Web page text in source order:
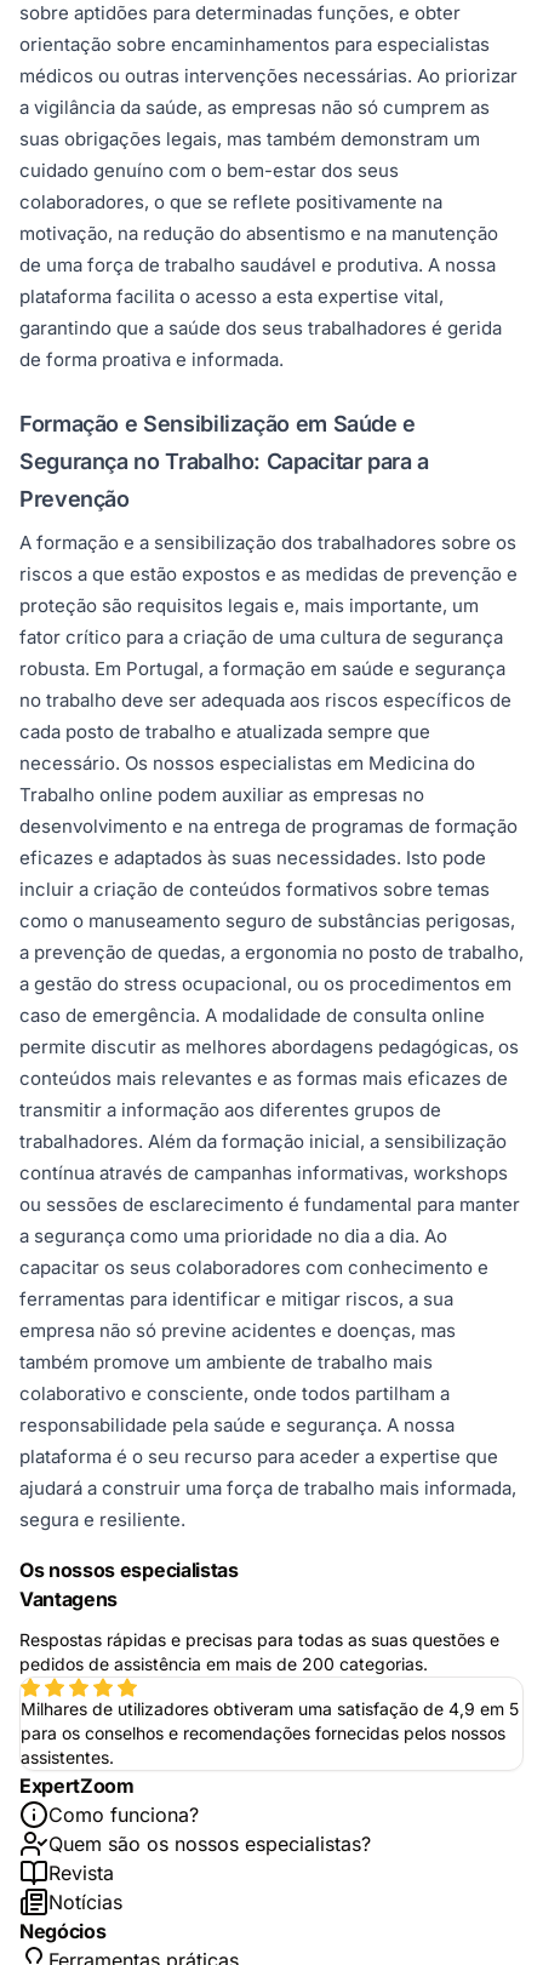
sobre aptidões para determinadas funções, e obter
orientação sobre encaminhamentos para especialistas
médicos ou outras intervenções necessárias. Ao priorizar
a vigilância da saúde, as empresas não só cumprem as
suas obrigações legais, mas também demonstram um
cuidado genuíno com o bem-estar dos seus
colaboradores, o que se reflete positivamente na
motivação, na redução do absentismo e na manutenção
de uma força de trabalho saudável e produtiva. A nossa
plataforma facilita o acesso a esta expertise vital,
garantindo que a saúde dos seus trabalhadores é gerida
de forma proativa e informada.
Formação e Sensibilização em Saúde e
Segurança no Trabalho: Capacitar para a
Prevenção
A formação e a sensibilização dos trabalhadores sobre os
riscos a que estão expostos e as medidas de prevenção e
proteção são requisitos legais e, mais importante, um
fator crítico para a criação de uma cultura de segurança
robusta. Em Portugal, a formação em saúde e segurança
no trabalho deve ser adequada aos riscos específicos de
cada posto de trabalho e atualizada sempre que
necessário. Os nossos especialistas em Medicina do
Trabalho online podem auxiliar as empresas no
desenvolvimento e na entrega de programas de formação
eficazes e adaptados às suas necessidades. Isto pode
incluir a criação de conteúdos formativos sobre temas
como o manuseamento seguro de substâncias perigosas,
a prevenção de quedas, a ergonomia no posto de trabalho,
a gestão do stress ocupacional, ou os procedimentos em
caso de emergência. A modalidade de consulta online
permite discutir as melhores abordagens pedagógicas, os
conteúdos mais relevantes e as formas mais eficazes de
transmitir a informação aos diferentes grupos de
trabalhadores. Além da formação inicial, a sensibilização
contínua através de campanhas informativas, workshops
ou sessões de esclarecimento é fundamental para manter
a segurança como uma prioridade no dia a dia. Ao
capacitar os seus colaboradores com conhecimento e
ferramentas para identificar e mitigar riscos, a sua
empresa não só previne acidentes e doenças, mas
também promove um ambiente de trabalho mais
colaborativo e consciente, onde todos partilham a
responsabilidade pela saúde e segurança. A nossa
plataforma é o seu recurso para aceder a expertise que
ajudará a construir uma força de trabalho mais informada,
segura e resiliente.
Os nossos especialistas
Vantagens
Respostas rápidas e precisas para todas as suas questões e
pedidos de assistência em mais de 200 categorias.
Milhares de utilizadores obtiveram uma satisfação de 4,9 em 5
para os conselhos e recomendações fornecidas pelos nossos
assistentes.
ExpertZoom
Como funciona?
Quem são os nossos especialistas?
Revista
Notícias
Negócios
Ferramentas práticas